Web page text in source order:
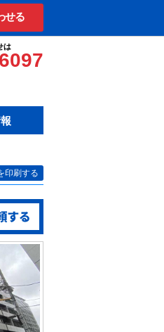
せる
は
印刷する